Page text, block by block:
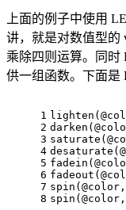
上面的例子中使用
讲，就是对数值型的
乘除四则运算。同时
供一组函数。下面是
1
2
3
4
5
6
7
8
lighten (
darken (
saturate (
desaturate (
fadein (
fadeout (
spin ( @color ,
spin ( @color